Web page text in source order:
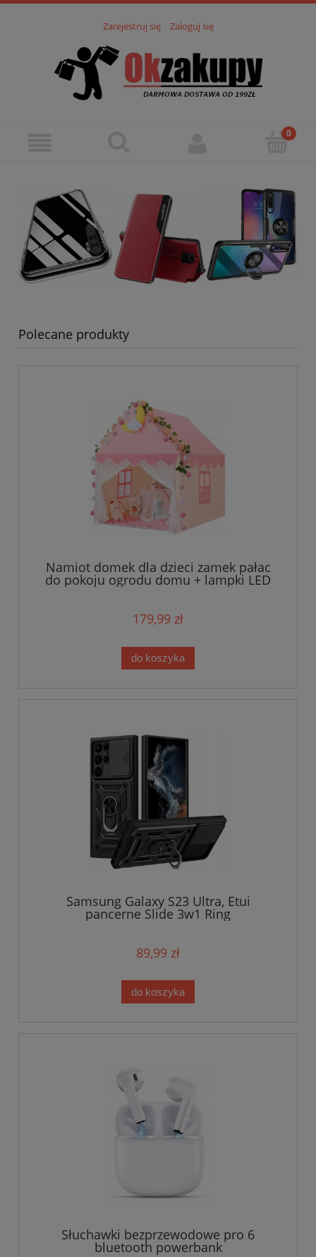
Zarejestruj się Zaloguj się
Polecane produkty
Namiot domek dla dzieci zamek pałac
do pokoju ogrodu domu + lampki LED
179,99 zł
do koszyka
Samsung Galaxy S23 Ultra, Etui
pancerne Slide 3w1 Ring
89,99 zł
do koszyka
Słuchawki bezprzewodowe pro 6
bluetooth powerbank